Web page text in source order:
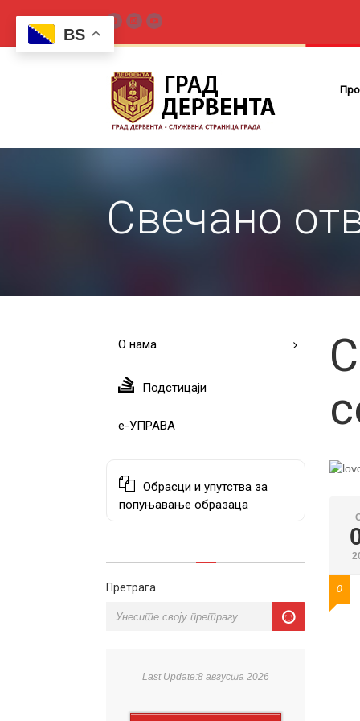
Свечано
О нама
Подстицаји
е-УПРАВА
Обрасци и упутства за
попуњавање образаца
Претрага
Last Update:8 августа 2026
0
BS